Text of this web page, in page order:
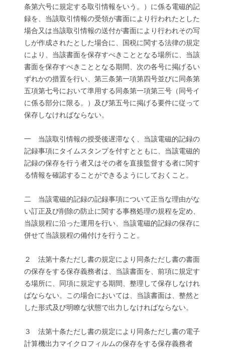
条第六号に規定する取引情報をいう。）に係る電磁的記
録を、当該取引情報の受領が書面により行われたとした
場合又は当該取引情報の送付が書面により行われその写
しが作成されたとした場合に、国税に関する法律の規定
により、当該書面を保存すべきこととなる場所に、当該
書面を保存すべきこととなる期間、次の各号に掲げるい
ずれかの措置を行い、第三条第一項第四号並びに同条第
五項第七号において準用する同条第一項第三号（同号イ
に係る部分に限る。）及び第五号に掲げる要件に従って
保存しなければならない。
一 当該取引情報の授受後遅滞なく、当該電磁的記録の
記録事項にタイムスタンプを付すとともに、当該電磁的
記録の保存を行う者又はその者を直接監督する者に関す
る情報を確認することができるようにしておくこと。
二 当該電磁的記録の記録事項について正当な理由がな
い訂正及び削除の防止に関する事務処理の規程を定め、
当該規程に沿った運用を行い、当該電磁的記録の保存に
併せて当該規程の備付けを行うこと。
２ 法第十条ただし書の規定により同条ただし書の書面
の保存をする保存義務者は、当該書面を、前項に規定す
る場所に、同項に規定する期間、整理して保存しなけれ
ばならない。この場合においては、当該書面は、整然と
した形式及び明瞭な状態で出力しなければならない。
３ 法第十条ただし書の規定により同条ただし書の電子
計算機出力マイクロフィルムの保存をする保存義務者